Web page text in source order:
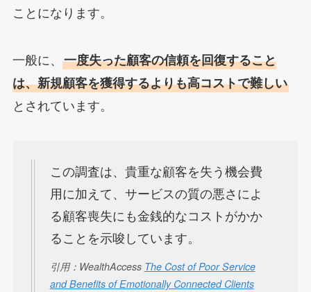
ことになります。
一般に、 一度失った顧客の信頼を回復すること
は、新規顧客を獲得するよりも高コストで難しい
とされています。
この調査は、貴重な顧客を失う機会費
用に加えて、サービスの質の悪さによ
る顧客喪失にも金銭的なコストがかか
ることを示唆しています。
引用：WealthAccess The Cost of Poor Service
and Benefits of Emotionally Connected Clients